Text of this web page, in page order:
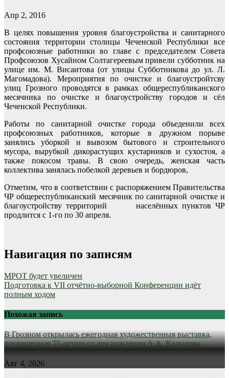
Апр 2, 2016
В целях повышения уровня благоустройства и санитарного
состояния территории столицы Чеченской Республики все
профсоюзные работники во главе с председателем Совета
Профсоюзов Хусайном Солтагереевым привели субботник на
улице им. М. Висаитова (от улицы Субботникова до ул. Л.
Магомадова). Мероприятия по очистке и благоустройтсву
улиц Грозного проводятся в рамках общереспубликанского
месячника по очистке и благоустройству городов и сёл
Чеченской Республики.
Работы по санитарной очистке города объеденили всех
профсоюзных работников, которые в дружном порыве
занялись уборкой и вывозом бытового и строительного
мусора, вырубкой дикорастущих кустарников и сухостоя, а
также покосом травы. В свою очередь, женская часть
коллектива занялась побелкой деревьев и бордюров,
Отметим, что в соответствии с распоряжением Правительства
ЧР общереспубликанский месячник по санитарной очистке и
благоустройству территорий населённых пунктов ЧР
продлится с 1-го по 30 апреля.
Навигация по записям
МРОТ будет увеличен
Подготовка к VII отчётно-выборной Конференции идёт
полным ходом
Похожая запись
В Грозном открылась ежегодная художественная выставка,
посвященная 75-летию со дня рождения А.А. Кадырова
Авг 4, 2026